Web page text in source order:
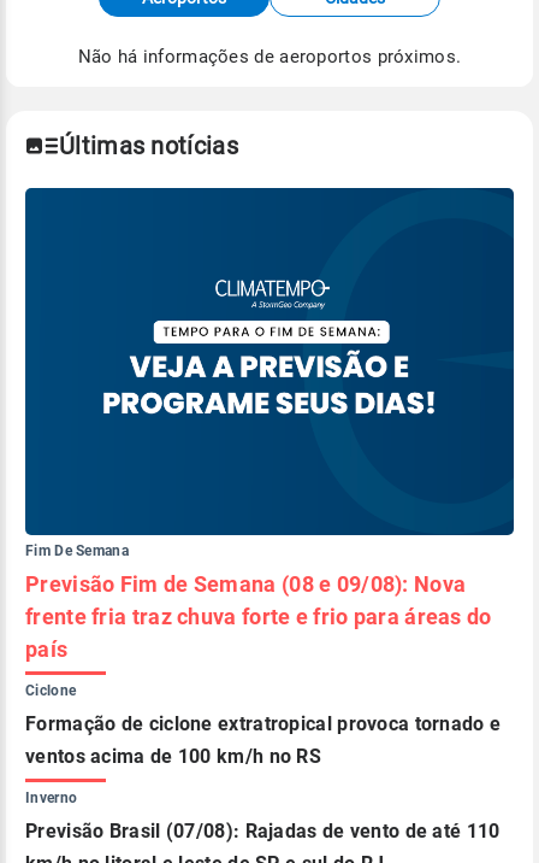
meteorológicas e satélite do Centro de Previsão
de Tempo e Estudos Climáticos (CPTEC).
Não há informações de aeroportos próximos.
Últimas notícias
Fim De Semana
Previsão Fim de Semana (08 e 09/08): Nova
frente fria traz chuva forte e frio para áreas do
país
Ciclone
Formação de ciclone extratropical provoca tornado e
ventos acima de 100 km/h no RS
Inverno
Previsão Brasil (07/08): Rajadas de vento de até 110